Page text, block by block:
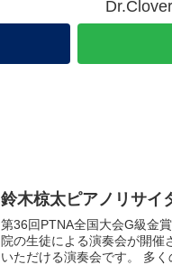
鈴木椋太ピアノリサイ
第36回PTNA全国大会G級金
院の生徒による演奏会が開催
いただける演奏会です。 多